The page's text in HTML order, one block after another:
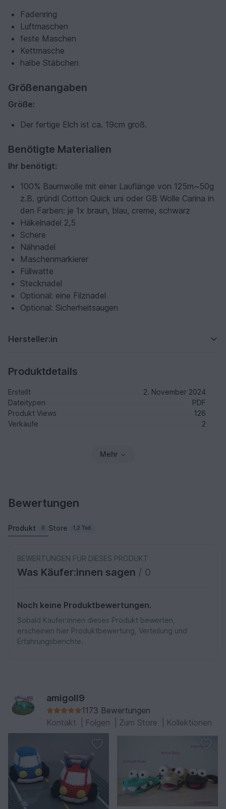
Fadenring
Luftmaschen
feste Maschen
Kettmasche
halbe Stäbchen
Größenangaben
Größe:
Der fertige Elch ist ca. 19cm groß.
Benötigte Materialien
Ihr benötigt:
100% Baumwolle mit einer Lauflänge von 125m~50g
z.B. gründl Cotton Quick uni oder GB Wolle Carina in
den Farben: je 1x braun, blau, creme, schwarz
Häkelnadel 2,5
Schere
Nähnadel
Maschenmarkierer
Füllwatte
Stecknadel
Optional: eine Filznadel
Optional: Sicherheitsaugen
Hersteller:in
Produktdetails
Erstellt
2. November 2024
Dateitypen
PDF
Produkt Views
126
Verkäufe
2
Mehr
Bewertungen
Produkt 0 Store 1,2 Tsd.
BEWERTUNGEN FÜR DIESES PRODUKT
Was Käufer:innen sagen / 0
Noch keine Produktbewertungen.
Sobald Käufer:innen dieses Produkt bewerten,
erscheinen hier Produktbewertung, Verteilung und
Erfahrungsberichte.
amigoll9
1173 Bewertungen
Kontakt
Folgen Zum Store Kollektionen